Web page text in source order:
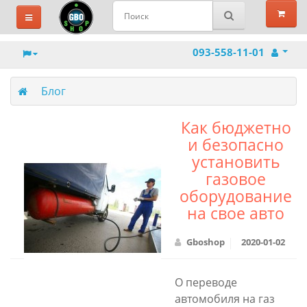
093-558-11-01
Блог
Как бюджетно
и безопасно
установить
газовое
оборудование
на свое авто
Gboshop 2020-01-02
О переводе
автомобиля на газ